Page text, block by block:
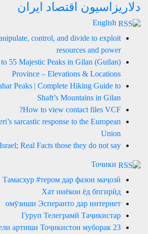
دلاریزاسیون اقتصاد ایران
English
control, and divide to exploit
resources and power
55 Majestic Peaks in Gilan (Guilan)
Province – Elevations & Locations
Peaks | Complete Hiking Guide to
Shaft’s Mountains in Gilan
How to view contact files VCF?
sarcastic response to the European
Union
Real Facts those they do not say!
Точики
Тамасхур #тером дар фазои маҷозӣ
Хат ниёкон ёд бпгирӣд
омӯзиши Эсперанто дар интернет
Гуруп Телеграмй Таҷикистар
мели артиши Тоҷикистон муборак